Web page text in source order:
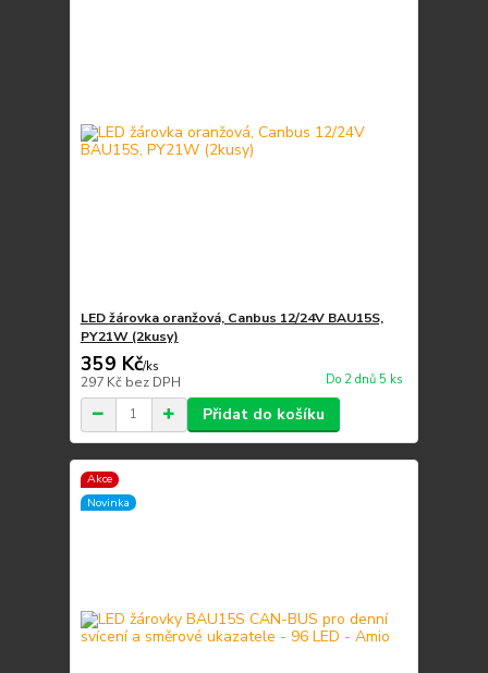
LED žárovka oranžová, Canbus 12/24V BAU15S,
PY21W (2kusy)
359 Kč/ks
297 Kč bez DPH Do 2 dnů 5 ks
Přidat do košíku
Akce
Novinka